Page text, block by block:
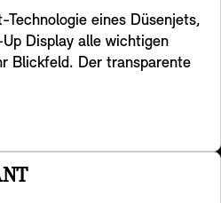
eines Düsenjets,
Display alle wichtigen
Blickfeld. Der transparente
Navigation,
Die Darstellung ist extrem
sehr gut